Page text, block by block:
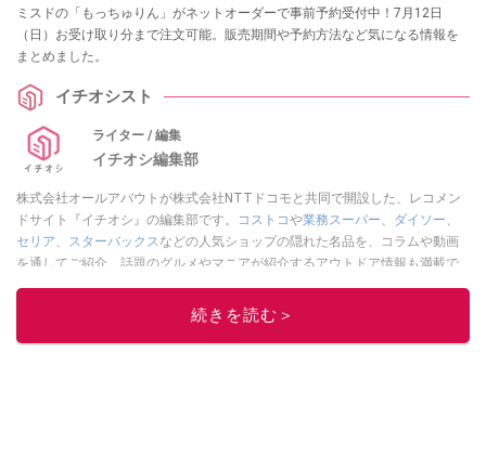
ミスドの「もっちゅりん」がネットオーダーで事前予約受付中！7月12日
（日）お受け取り分まで注文可能。販売期間や予約方法など気になる情報を
まとめました。
イチオシスト
ライター / 編集
イチオシ編集部
株式会社オールアバウトが株式会社NTTドコモと共同で開設した、レコメン
ドサイト『イチオシ』の編集部です。
コストコや業務スーパー、 ダイソー、
セリア、 スターバックスなどの人気ショップの隠れた名品を、コラムや動画
を通してご紹介。話題のグルメやマニアが紹介するアウトドア情報も満載で
す。配信しているコンテンツは専門家やインフルエンサーが実際に使用して
レビューしています。毎日トレンド情報をお届けしているので、ぜひ
してください！
続きを読む＞